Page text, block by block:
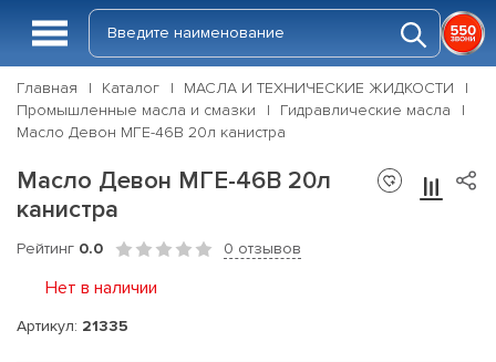
Главная Каталог
МАСЛА И ТЕХНИЧЕСКИЕ ЖИДКОСТИ
Промышленные масла и смазки
Гидравлические масла
Масло Девон МГЕ-46В 20л канистра
Масло Девон МГЕ-46В 20л
канистра
Рейтинг 0.0 0 отзывов
Нет в наличии
Артикул: 21335